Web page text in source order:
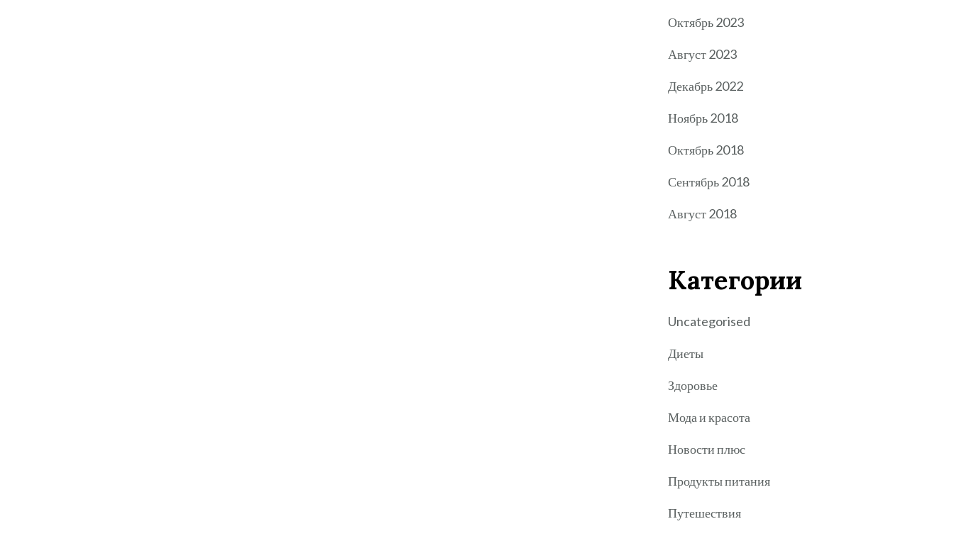
Октябрь 2023
Август 2023
Декабрь 2022
Ноябрь 2018
Октябрь 2018
Сентябрь 2018
Август 2018
Категории
Uncategorised
Диеты
Здоровье
Мода и красота
Новости плюс
Продукты питания
Путешествия